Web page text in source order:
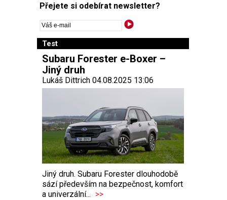
Přejete si odebírat newsletter?
Test
Subaru Forester e-Boxer –
Jiný druh
Lukáš Dittrich 04.08.2025 13:06
Jiný druh. Subaru Forester dlouhodobě
sází především na bezpečnost, komfort
a univerzální... >>